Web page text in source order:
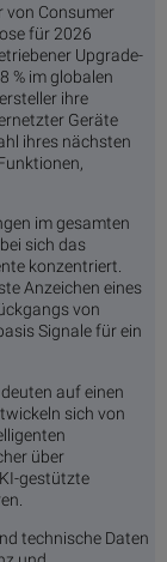
von Consumer
für 2026
Upgrade-
% im globalen
ihre
Geräte
ihres nächsten
im gesamten
sich das
konzentriert.
Anzeichen eines
von
Signale für ein
auf einen
sich von
über
gestützte
technische Daten